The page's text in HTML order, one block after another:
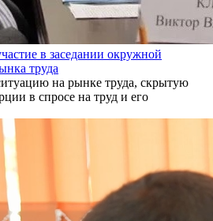
в заседании окружной
труда
на рынке труда, скрытую
в спросе на труд и его